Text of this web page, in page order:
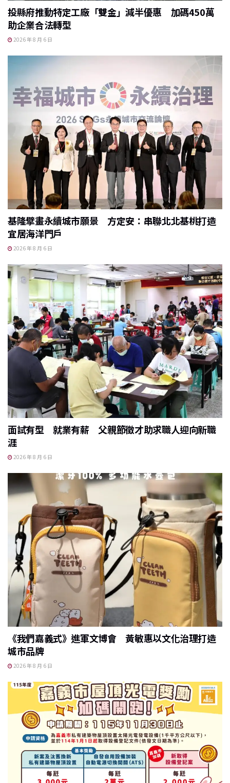
投縣府推動特定工廠「雙金」減半優惠 加碼450萬
助企業合法轉型
2026 年 8 月 6 日
基隆擘畫永續城市願景 方定安：串聯北北基桃打造
宜居海洋門戶
2026 年 8 月 6 日
面試有型 就業有薪 父親節徵才助求職人迎向新職
涯
2026 年 8 月 6 日
《我們嘉義式》進軍文博會 黃敏惠以文化治理打造
城市品牌
2026 年 8 月 6 日